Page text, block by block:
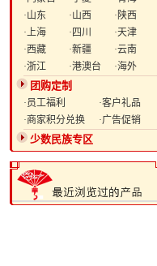
·山东
·山西
·陕西
·上海
·四川
·天津
·西藏
·新疆
·云南
·浙江
·港澳台 ·海外
团购定制
·员工福利
·客户礼品
·商家积分兑换
·广告促销
少数民族专区